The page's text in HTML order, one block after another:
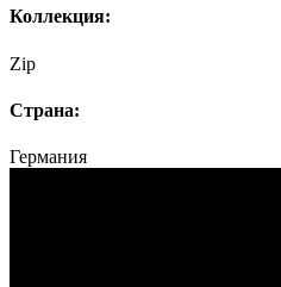
Коллекция:
Zip
Страна:
Германия